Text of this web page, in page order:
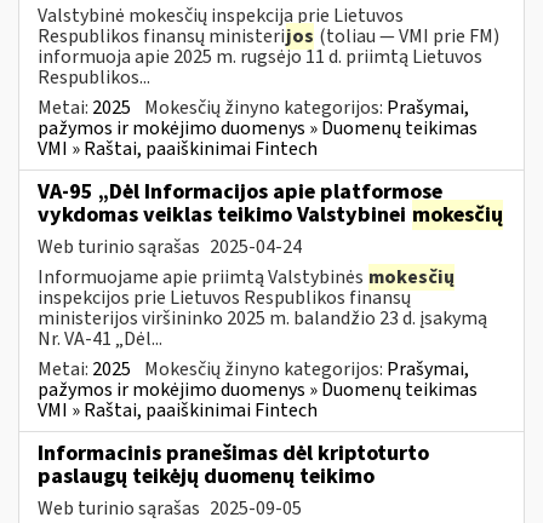
Valstybinė mokesčių inspekcija prie Lietuvos
Respublikos finansų ministerijos (toliau — VMI prie FM)
informuoja apie 2025 m. rugsėjo 11 d. priimtą Lietuvos
Respublikos...
Metai: 2025 Mokesčių žinyno kategorijos: Prašymai,
pažymos ir mokėjimo duomenys » Duomenų teikimas
VMI » Raštai, paaiškinimai Fintech
VA-95 „Dėl Informacijos apie platformose
vykdomas veiklas teikimo Valstybinei mokesčių
Web turinio sąrašas 2025-04-24
Informuojame apie priimtą Valstybinės mokesčių
inspekcijos prie Lietuvos Respublikos finansų
ministerijos viršininko 2025 m. balandžio 23 d. įsakymą
Nr. VA-41 „Dėl...
Metai: 2025 Mokesčių žinyno kategorijos: Prašymai,
pažymos ir mokėjimo duomenys » Duomenų teikimas
VMI » Raštai, paaiškinimai Fintech
Informacinis pranešimas dėl kriptoturto
paslaugų teikėjų duomenų teikimo
Web turinio sąrašas 2025-09-05